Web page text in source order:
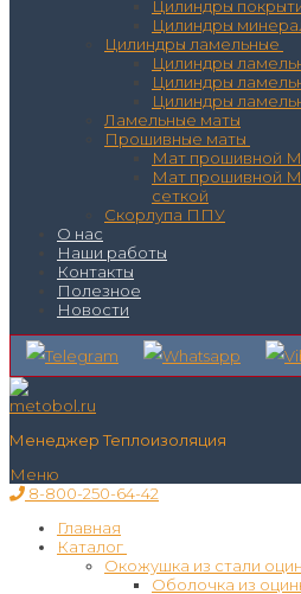
Цилиндры
Цилиндры
Цилиндры ламельные
Цилиндры
Цилиндры
Цилиндры
Ламельные маты
Прошивные маты
Мат прошивной
Мат прошивной
сеткой
Скорлупа ППУ
О нас
Наши работы
Контакты
Полезное
Новости
Менеджер Теплоизоляция
Меню
8-800-250-64-42
Главная
Каталог
Окожушка из стали
Оболочка из